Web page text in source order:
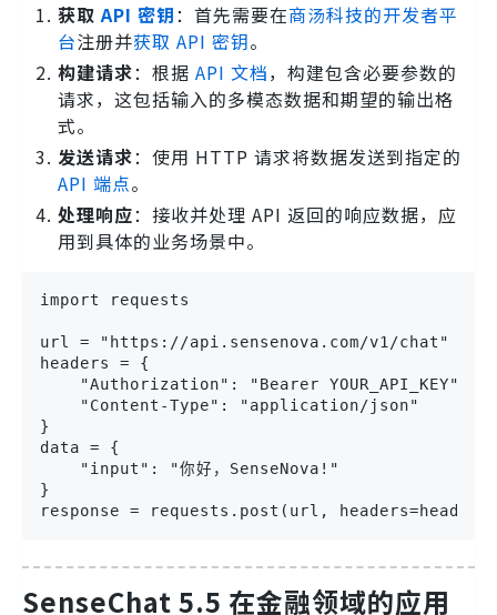
获取API 密钥：首先需要在商汤科技的开发者平
台注册并获取 API 密钥。
构建请求：根据 API 文档，构建包含必要参数的
请求，这包括输入的多模态数据和期望的输出格
式。
发送请求：使用 HTTP 请求将数据发送到指定的
API 端点。
处理响应：接收并处理 API 返回的响应数据，应
用到具体的业务场景中。
import requests
url = "https://api.sensenova.com/v1/chat"
headers = {
    "Authorization": "Bearer YOUR_API_KEY",
    "Content-Type": "application/json"
}
data = {
    "input": "你好，SenseNova!"
}
response = requests.post(url,
SenseChat 5.5 在金融领域的应用